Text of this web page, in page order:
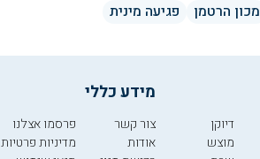
מכון הרטמן פגיעה מינית
דיוקן
מוצש
מידע כללי
צור קשר
אודות
פרסמו אצלנו
מדיניות פרטיות